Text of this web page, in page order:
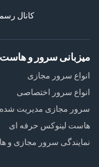
کانال
میزبانی سرور و هاست
انواع سرور مجازی
انواع سرور اختصاصی
سرور مجازی مدیریت شده
هاست لینوکس حرفه ای
نمایندگی سرور مجازی و